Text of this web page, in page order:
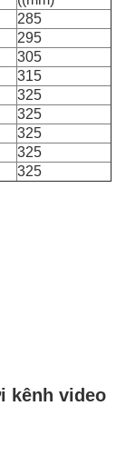
285
295
305
315
325
325
325
325
325
kênh video